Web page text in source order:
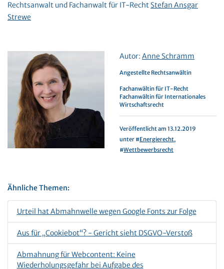
Rechtsanwalt und Fachanwalt für IT-Recht Stefan Ansgar
Strewe
Autor: Anne Schramm
Angestellte Rechtsanwältin
Fachanwältin für IT-Recht
Fachanwältin für Internationales
Wirtschaftsrecht
Veröffentlicht am 13.12.2019
unter #Energierecht,
#Wettbewerbsrecht
Ähnliche Themen:
Urteil hat Abmahnwelle wegen Google Fonts zur Folge
Aus für „Cookiebot“? - Gericht sieht DSGVO-Verstoß
Abmahnung für Webcontent: Keine
Wiederholungsgefahr bei Aufgabe des